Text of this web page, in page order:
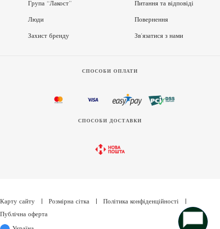
Група “Лакост”
Люди
Захист бренду
Питання та відповіді
Повернення
Зв’язатися з нами
СПОСОБИ ОПЛАТИ
СПОСОБИ ДОСТАВКИ
Карту сайту Розмірна сітка Політика конфіденційності
Публічна оферта